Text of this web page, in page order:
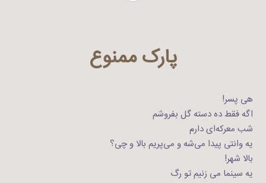
پارک ممنوع
هی پسر!
اگه فقط ده دسته گل بفروشم
شب معرکه‌ای دارم
یه وانتی پیدا می‌شه و می‌پریم بالا و چی؟
بالا شهر!
یه سینما می زنیم تو رگ